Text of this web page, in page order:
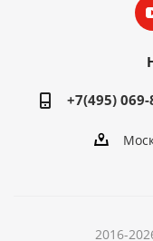
+7(495) 069-
2016-